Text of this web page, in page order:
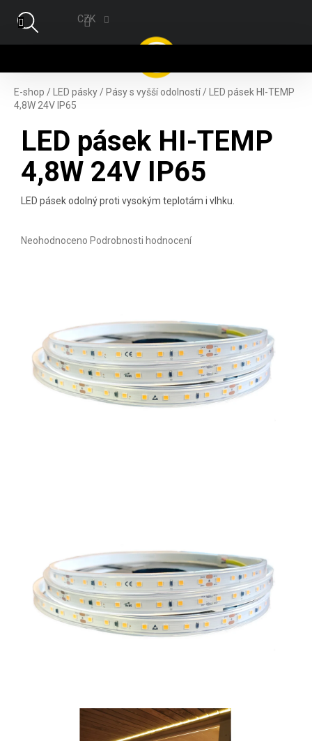
CZK
E-shop / LED pásky / Pásy s vyšší odolností /
LED pásek HI-TEMP
4,8W 24V IP65
LED pásek HI-TEMP
4,8W 24V IP65
LED pásek odolný proti vysokým teplotám i vlhku.
Průměrné hodnocení produktu je 0,0 z 5 hvězdiček.
Neohodnoceno Podrobnosti hodnocení